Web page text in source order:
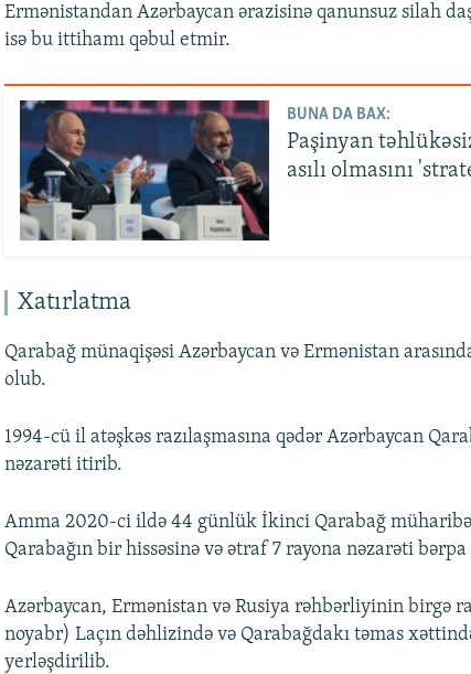
Ermənistandan Azərbaycan ərazisinə qanunsuz silah
isə bu ittihamı qəbul etmir.
BUNA DA BAX:
Paşinyan
asılı olmasını
Xatırlatma
Qarabağ münaqişəsi Azərbaycan və Ermənistan
olub.
1994-cü il atəşkəs razılaşmasına qədər Azərbaycan
nəzarəti itirib.
Amma 2020-ci ildə 44 günlük İkinci Qarabağ
Qarabağın bir hissəsinə və ətraf 7 rayona nəzarəti
Azərbaycan, Ermənistan və Rusiya rəhbərliyinin birgə
noyabr) Laçın dəhlizində və Qarabağdakı təmas
yerləşdirilib.